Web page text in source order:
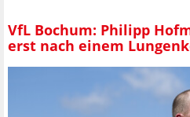
VfL Bochum: Philipp
erst nach einem